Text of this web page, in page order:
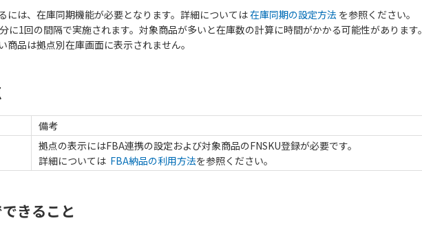
には、在庫同期機能が必要となります。詳細については在庫同期の設定方法 を参照ください。
に1回の間隔で実施されます。対象商品が多いと在庫数の計算に時間がかかる可能性があります。
商品は拠点別在庫画面に表示されません。
備考
拠点の表示にはFBA連携の設定および対象商品のFNSKU登録が必要です。
詳細については FBA納品の利用方法を参照ください。
きること